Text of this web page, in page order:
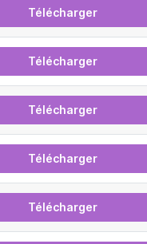
Télécharger
Télécharger
Télécharger
Télécharger
Télécharger